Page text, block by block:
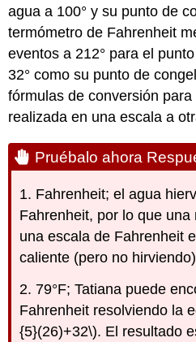
agua a 100° y su punto de
termómetro de Fahrenheit
eventos a 212° para el
32° como su punto de
fórmulas de conversión
realizada en una escala a
Pruébalo ahora
1. Fahrenheit; el agua
Fahrenheit, por lo que una
una escala de Fahrenheit
caliente (pero no
2. 79°F; Tatiana puede
Fahrenheit resolviendo la
{5}(26)+32\). El resultado